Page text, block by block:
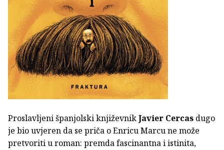
Proslavljeni španjolski književnikJavier Cercas dugo
je bio uvjeren da se priča o Enricu Marcu ne može
pretvoriti u roman: premda fascinantna i istinita,